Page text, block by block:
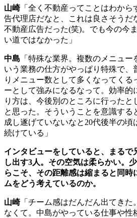
山崎「全く不動産ってことはわから
告代理店だなと、これは良さそうだ
不動産広告だった(笑)。でも今の今
い道ではなかった」
中島 「特殊な業界。複数のメニュ
いう業務の仕方がやっぱり特殊で、
りメニュー数として多くなってくる
ーとして強みになるなって。効率的
り方は、今後別のところに行ったと
と思った。そういうことを意識する
成し遂げていないなと 20代後半の頃
続けている」
インタビューをしていると、まるで
し出す3人。その空気は柔らかい。
らこそ、その距離感は縮まると同時
ムをどう考えているのか。
山崎「チーム感はだんだん出てきた
なくて。中島がやっている仕事や性